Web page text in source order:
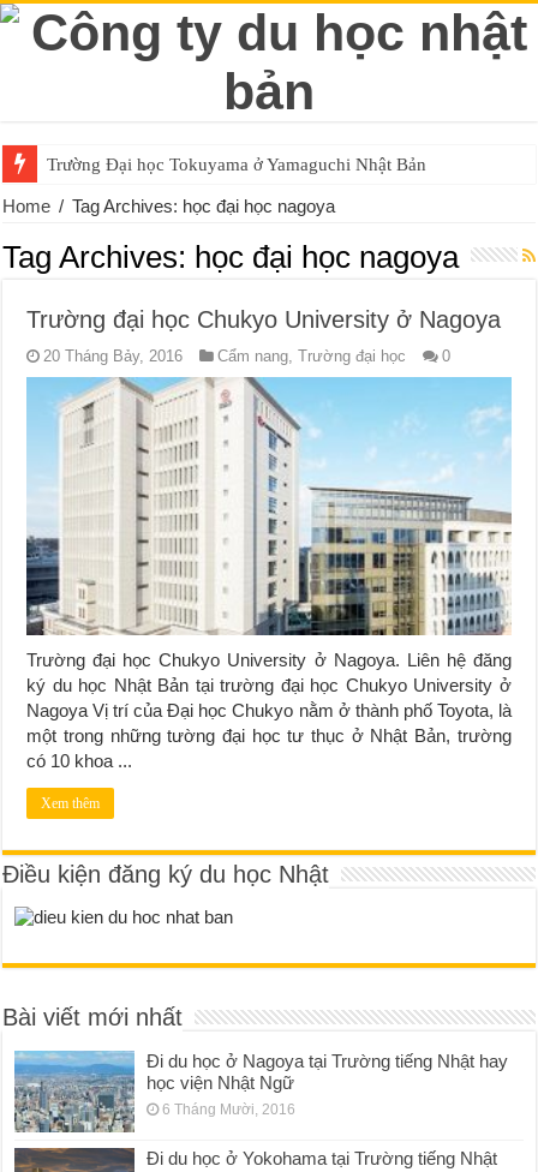
Trường Đại học Tokuyama ở Yamaguchi Nhật Bản
Home / Tag Archives: học đại học nagoya
Tag Archives: học đại học nagoya
Trường đại học Chukyo University ở Nagoya
20 Tháng Bảy, 2016 Cẩm nang,Trường đại học 0
Trường đại học Chukyo University ở Nagoya. Liên hệ đăng
ký du học Nhật Bản tại trường đại học Chukyo University ở
Nagoya Vị trí của Đại học Chukyo nằm ở thành phố Toyota, là
một trong những tường đại học tư thục ở Nhật Bản, trường
có 10 khoa ...
Xem thêm
Điều kiện đăng ký du học Nhật
Bài viết mới nhất
Đi du học ở Nagoya tại Trường tiếng Nhật hay
học viện Nhật Ngữ
6 Tháng Mười, 2016
Đi du học ở Yokohama tại Trường tiếng Nhật